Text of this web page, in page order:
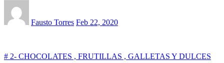
Fausto Torres Feb 22, 2020
# 2- CHOCOLATES , FRUTILLAS , GALLETAS Y DULCES